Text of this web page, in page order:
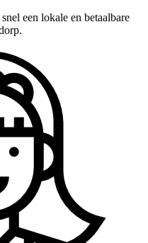
een lokale en betaalbare